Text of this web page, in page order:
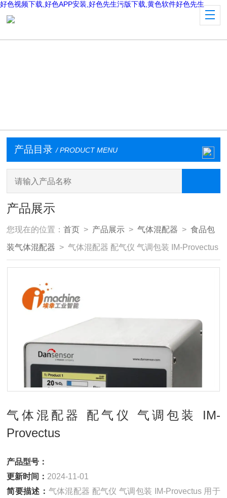
好色视频下载,好色APP安装,好色先生污版下载,黄色软件好色先生
产品目录 / PRODUCT MENU
产品展示
您现在的位置：首页 > 产品展示 >气体混配器 >食品包
装气体混配器 > 气体混配器 配气仪 气调包装 IM-Provectus
气体混配器 配气仪 气调包装 IM-
Provectus
产品型号：
更新时间： 2024-11-01
简要描述： 气体混配器 配气仪 气调包装 IM-Provectus 用于